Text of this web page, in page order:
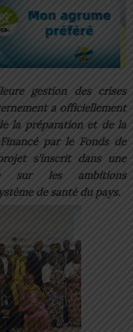
gestion des crises
a officiellement
la préparation et de la
par le Fonds de
s’inscrit dans une
sur les ambitions
de santé du pays.